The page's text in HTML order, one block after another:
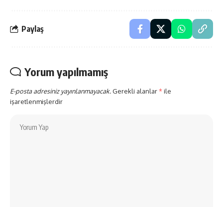
Paylaş
Yorum yapılmamış
E-posta adresiniz yayınlanmayacak. Gerekli alanlar*ile
işaretlenmişlerdir